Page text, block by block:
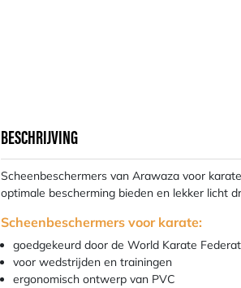
BESCHRIJVING
Scheenbeschermers van Arawaza voor
optimale bescherming bieden en lekker licht
Scheenbeschermers voor karate:
goedgekeurd door de World Karate
voor wedstrijden en trainingen
ergonomisch ontwerp van PVC